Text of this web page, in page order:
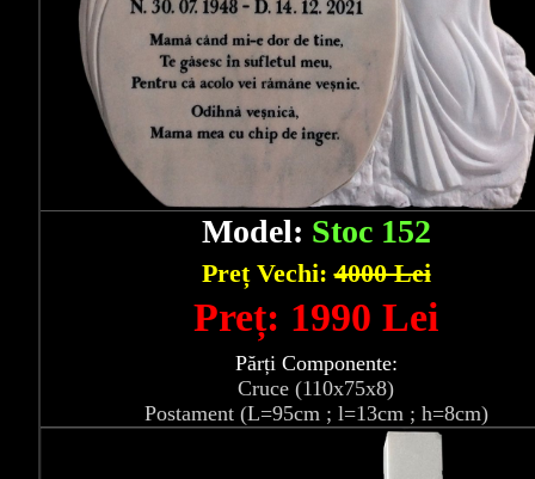
Model: Stoc 152
Preț Vechi:4000 Lei
Preț: 1990 Lei
Părți Componente:
Cruce (110x75x8)
Postament (L=95cm ; l=13cm ; h=8cm)